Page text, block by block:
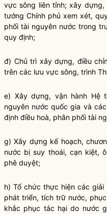
vực sông liên tỉnh; xây
tướng Chính phủ xem xét,
phối tài nguyên nước trong
quy định;
đ) Chủ trì xây dựng, điều
trên các lưu vực sông, trình
e) Xây dựng, vận hành Hệ
nguyên nướcquốc gia và
định điều hoà, phân phối tài
g) Xây dựng kế hoạch,
nước bị suy thoái, cạn kiệt,
phê duyệt;
h) Tổ chức thực hiện các
phát triển, tích trữ nước,
khắc phục tác hại do nước